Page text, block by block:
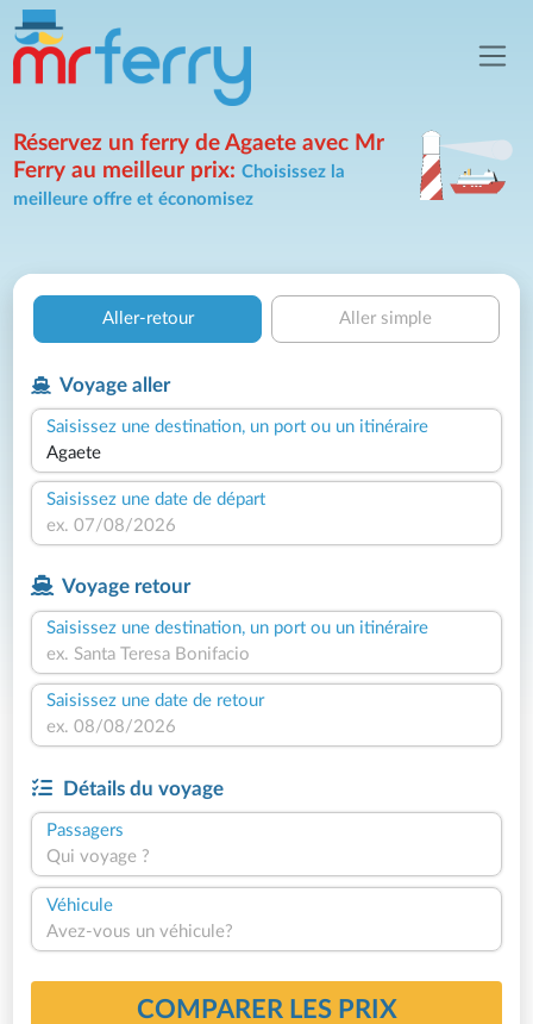
Réservez un ferry de Agaete avec Mr
Ferry au meilleur prix:Choisissez la
meilleure offre et économisez
Aller-retour Aller simple
Voyage aller
Saisissez une destination, un port ou un itinéraire
Saisissez une date de départ
Voyage retour
Saisissez une destination, un port ou un itinéraire
Saisissez une date de retour
Détails du voyage
Passagers
Qui voyage ?
Véhicule
Avez-vous un véhicule?
COMPARER LES PRIX